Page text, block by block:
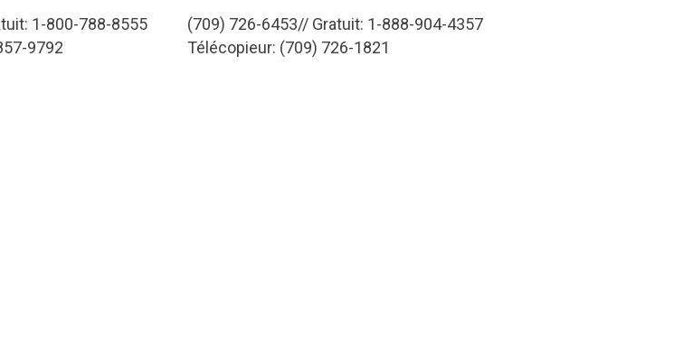
1-800-788-8555
9792
(709) 726-6453// Gratuit: 1-888-904-4357
Télécopieur: (709) 726-1821